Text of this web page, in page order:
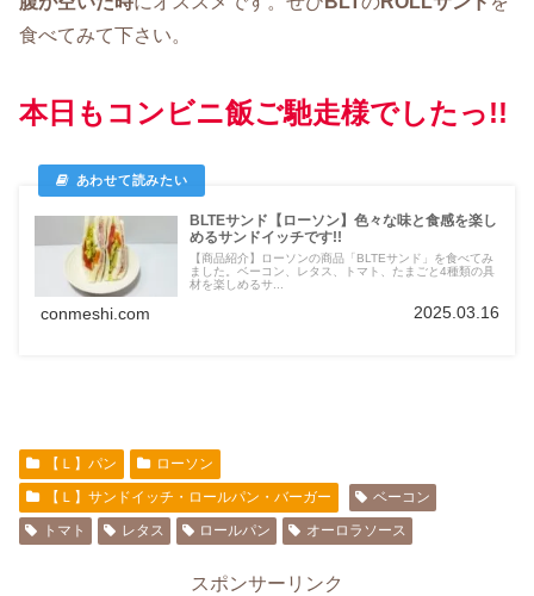
食べてみて下さい。
本日もコンビニ飯ご馳走様でしたっ!!
BLTEサンド【ローソン】色々な味と食感を楽し
めるサンドイッチです!!
【商品紹介】ローソンの商品「BLTEサンド」を食べてみ
ました。ベーコン、レタス、トマト、たまごと4種類の具
材を楽しめるサ...
conmeshi.com 2025.03.16
【Ｌ】パン
ローソン
【Ｌ】サンドイッチ・ロールパン・バーガー
ベーコン
トマト
レタス ロールパン オーロラソース
スポンサーリンク